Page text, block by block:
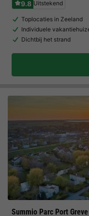
9.8 Uitstekend
Toplocaties in Zeeland
Individuele
Dichtbij het strand
Summio Parc Port Greve